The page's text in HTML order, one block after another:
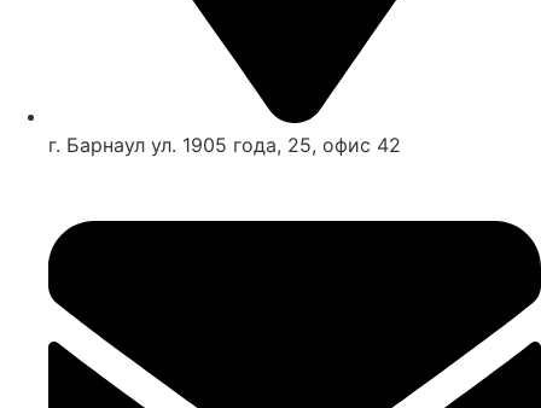
г. Барнаул ул. 1905 года, 25, офис 42